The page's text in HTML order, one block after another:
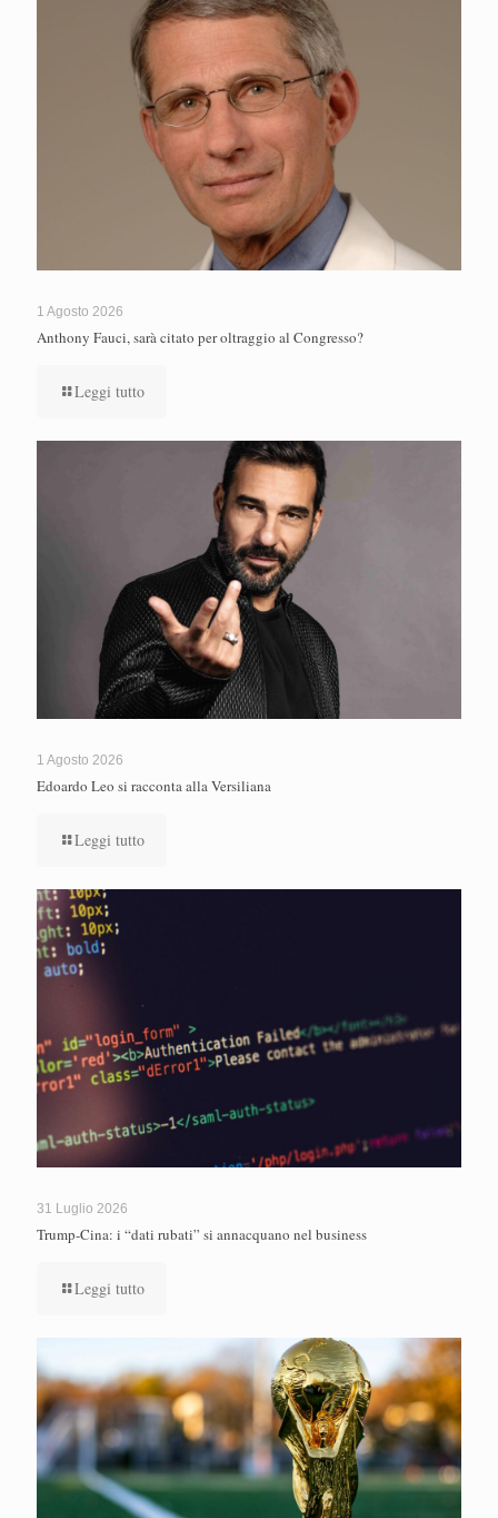
1 Agosto 2026
Anthony Fauci, sarà citato per oltraggio al Congresso?
Leggi tutto
1 Agosto 2026
Edoardo Leo si racconta alla Versiliana
Leggi tutto
31 Luglio 2026
Trump-Cina: i “dati rubati” si annacquano nel business
Leggi tutto